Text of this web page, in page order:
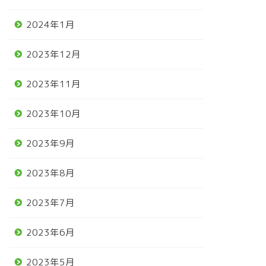
2024年1月
2023年12月
2023年11月
2023年10月
2023年9月
2023年8月
2023年7月
2023年6月
2023年5月